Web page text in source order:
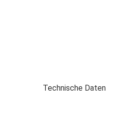
Technische Daten